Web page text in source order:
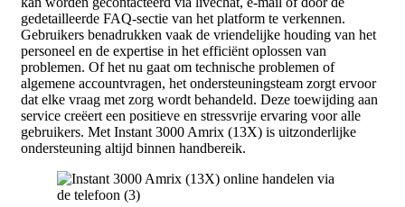
gedetailleerde FAQ-sectie van het platform te verkennen.
Gebruikers benadrukken vaak de vriendelijke houding van het
personeel en de expertise in het efficiënt oplossen van
problemen. Of het nu gaat om technische problemen of
algemene accountvragen, het ondersteuningsteam zorgt ervoor
dat elke vraag met zorg wordt behandeld. Deze toewijding aan
service creëert een positieve en stressvrije ervaring voor alle
gebruikers. Met Instant 3000 Amrix (13X) is uitzonderlijke
ondersteuning altijd binnen handbereik.